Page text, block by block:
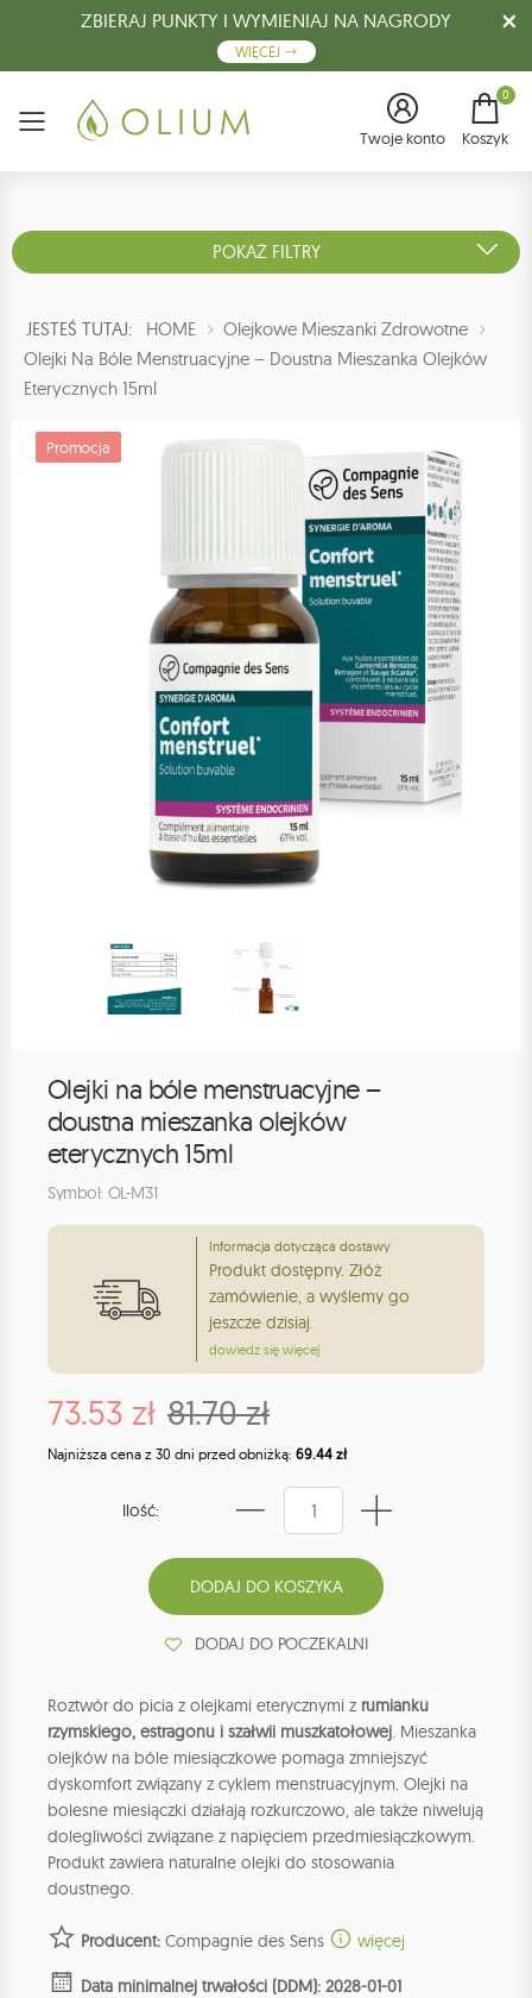
ZBIERAJ PUNKTY I WYMIENIAJ NA NAGRODY
WIĘCEJ
Menu Twoje konto
0
Koszyk
POKAŻ FILTRY
JESTEŚ TUTAJ: HOME
Olejkowe Mieszanki Zdrowotne
Olejki Na Bóle Menstruacyjne – Doustna Mieszanka Olejków
Eterycznych 15ml
Promocja
Olejki na bóle menstruacyjne –
doustna mieszanka olejków
eterycznych 15ml
Symbol: OL-M31
Informacja dotycząca dostawy
Produkt dostępny. Złóż
zamówienie, a wyślemy go
jeszcze dzisiaj.
dowiedz się więcej
73.53 zł 81.70 zł
Najniższa cena z 30 dni przed obniżką: 69.44 zł
Ilość:
DODAJ DO POCZEKALNI
Roztwór do picia z olejkami eterycznymi z rumianku
rzymskiego, estragonu i szałwii muszkatołowej. Mieszanka
olejków na bóle miesiączkowe pomaga zmniejszyć
dyskomfort związany z cyklem menstruacyjnym. Olejki na
bolesne miesiączki działają rozkurczowo, ale także niwelują
dolegliwości związane z napięciem przedmiesiączkowym.
Produkt zawiera naturalne olejki do stosowania
doustnego.
Producent: Compagnie des Sens więcej
Data minimalnej trwałości (DDM): 2028-01-01